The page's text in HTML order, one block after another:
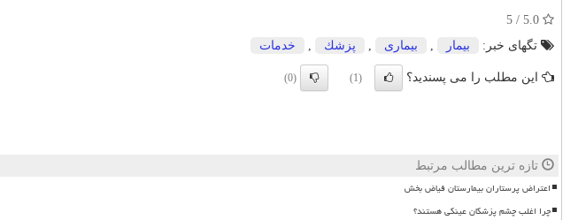
تگهای خبر:
بیمار بیماری پزشك خدمات
این مطلب را می پسندید؟ (1)
(0)
تازه ترین مطالب مرتبط
اعتراض پرستاران بیمارستان فیاض بخش
چرا اغلب چشم پزشکان عینکی هستند؟